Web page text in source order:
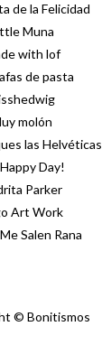
de la Felicidad
Muna
with lof
de pasta
molón
las Helvéticas
Day!
Parker
Art Work
Salen Rana
© Bonitismos